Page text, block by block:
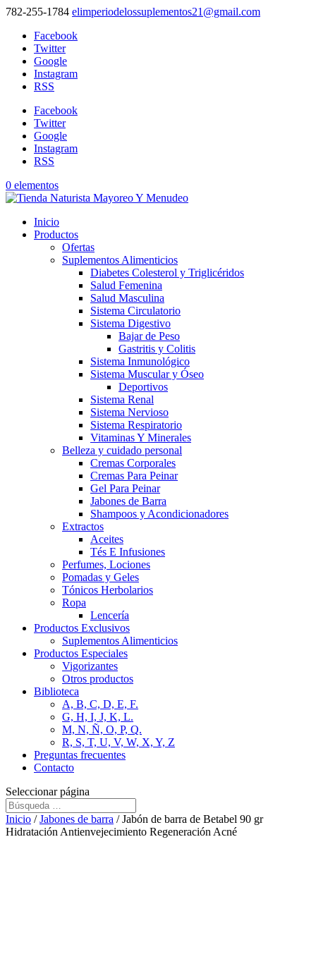
782-255-1784 elimperiodelossuplementos21@gmail.com
Facebook
Twitter
Google
Instagram
RSS
Facebook
Twitter
Google
Instagram
RSS
0 elementos
Inicio
Productos
Ofertas
Suplementos Alimenticios
Diabetes Colesterol y Triglicéridos
Salud Femenina
Salud Masculina
Sistema Circulatorio
Sistema Digestivo
Bajar de Peso
Gastritis y Colitis
Sistema Inmunológico
Sistema Muscular y Óseo
Deportivos
Sistema Renal
Sistema Nervioso
Sistema Respiratorio
Vitaminas Y Minerales
Belleza y cuidado personal
Cremas Corporales
Cremas Para Peinar
Gel Para Peinar
Jabones de Barra
Shampoos y Acondicionadores
Extractos
Aceites
Tés E Infusiones
Perfumes, Lociones
Pomadas y Geles
Tónicos Herbolarios
Ropa
Lencería
Productos Exclusivos
Suplementos Alimenticios
Productos Especiales
Vigorizantes
Otros productos
Biblioteca
A, B, C, D, E, F.
G, H, I, J, K, L.
M, N, Ñ, O, P, Q.
R, S, T, U, V, W, X, Y, Z
Preguntas frecuentes
Contacto
Seleccionar página
Inicio /Jabones de barra / Jabón de barra de Betabel 90 gr
Hidratación Antienvejecimiento Regeneración Acné